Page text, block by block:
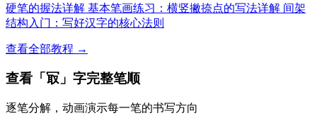
硬笔的握法详解 基本笔画练习：横竖撇捺点的写法详解 间架
结构入门：写好汉字的核心法则
查看全部教程 →
查看「冣」字完整笔顺
逐笔分解，动画演示每一笔的书写方向